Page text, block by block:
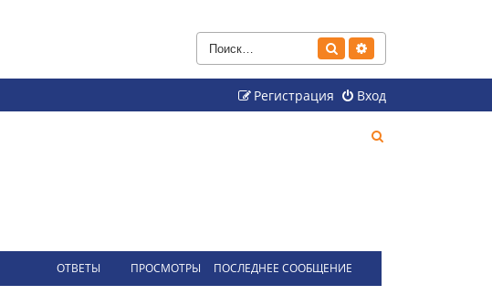
Поиск
Вход
Регистрация
ОТВЕТЫ ПРОСМОТРЫ ПОСЛЕДНЕЕ СООБЩЕНИЕ